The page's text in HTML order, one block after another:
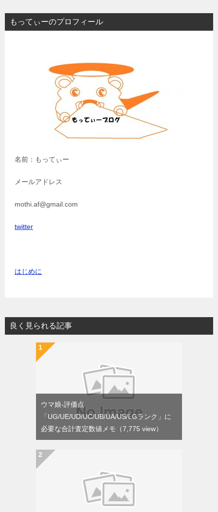
もってぃーのプロフィール
名前：もってぃー
メールアドレス
mothi.af@gmail.com
twitter
はじめに
良く見られる記事
ウマ娘-評価点
「UG/UE/UD/UC/UB/UA/US/LGランク」に
必要な合計査定数値メモ （7,775 view）